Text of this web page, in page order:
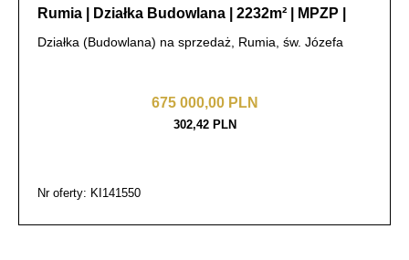
Rumia | Działka Budowlana | 2232m² | MPZP |
Działka (Budowlana) na sprzedaż, Rumia, św. Józefa
675 000,00 PLN
302,42 PLN
Nr oferty: KI141550